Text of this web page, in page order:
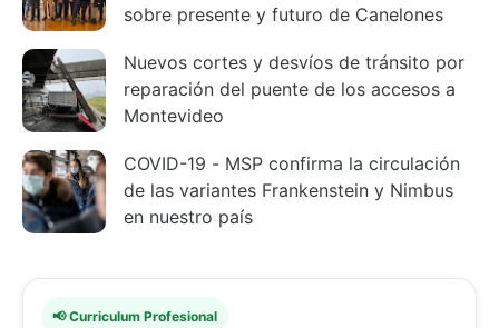
sobre presente y futuro de Canelones
Nuevos cortes y desvíos de tránsito por
reparación del puente de los accesos a
Montevideo
COVID-19 - MSP confirma la circulación
de las variantes Frankenstein y Nimbus
en nuestro país
📢 Curriculum Profesional